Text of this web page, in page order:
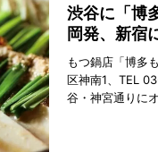
渋谷に「博
岡発、新宿
もつ鍋店「博多
区神南1、TEL
谷・神宮通りに